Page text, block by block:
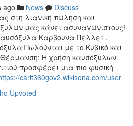
ago News
Discuss
στη λιανική πώληση και
μας κάνει ασυναγώνιστους!
Κάρβουνα Πέλλετ ,
Πωλούνται με το Κυβικό και
Θέρμανση: Η χρήση καυσόξυλων
προσφέρει μια πιο φυσική
carlt360gov2.wikisona.com/user
Upvoted